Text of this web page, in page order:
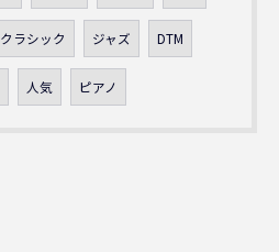
クラシック ジャズ DTM
人気 ピアノ